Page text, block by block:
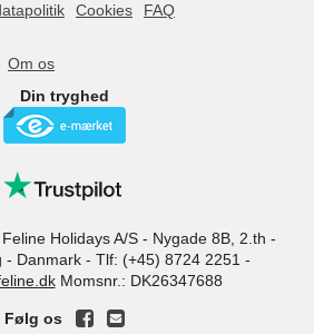
Cookies
FAQ
Om os
Din tryghed
Feline Holidays A/S- Nygade 8B, 2.th -
- Danmark - Tlf: (+45) 8724 2251 -
Momsnr.: DK26347688
Følg os